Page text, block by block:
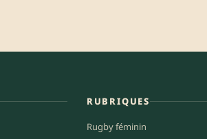
RUBRIQUES
Rugby féminin